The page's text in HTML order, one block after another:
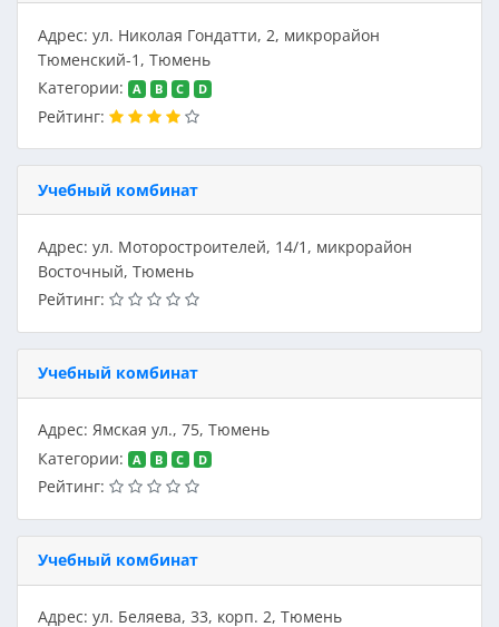
Адрес: ул. Николая Гондатти, 2, микрорайон
Тюменский-1, Тюмень
Категории:
A B C D
Рейтинг:
Учебный комбинат
Адрес: ул. Моторостроителей, 14/1, микрорайон
Восточный, Тюмень
Рейтинг:
Учебный комбинат
Адрес: Ямская ул., 75, Тюмень
Категории:
A B C D
Рейтинг:
Учебный комбинат
Адрес: ул. Беляева, 33, корп. 2, Тюмень